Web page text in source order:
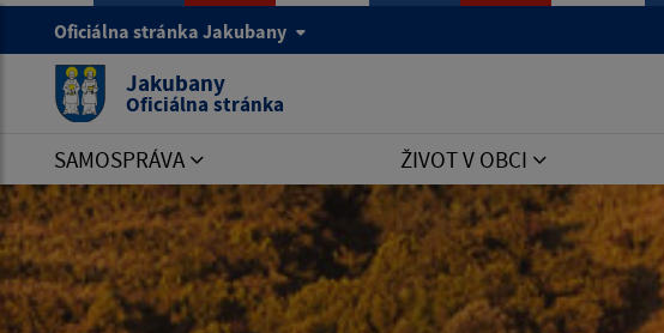
Oficiálna stránka Jakubany
Jakubany
Oficiálna stránka
SAMOSPRÁVA ŽIVOT V OBCI